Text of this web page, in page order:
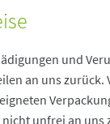
und
an uns
unfrei an uns